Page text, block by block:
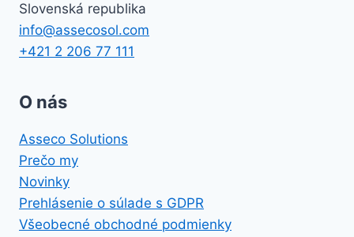
Slovenská republika
info@assecosol.com
+421 2 206 77 111
O nás
Asseco Solutions
Prečo my
Novinky
Prehlásenie o súlade s GDPR
Všeobecné obchodné podmienky